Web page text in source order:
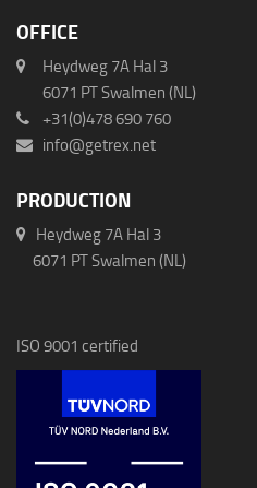
OFFICE
Heydweg 7A Hal 3
6071 PT Swalmen (NL)
+31(0)478 690 760
info@getrex.net
PRODUCTION
Heydweg 7A Hal 3
6071 PT Swalmen (NL)
ISO 9001 certified